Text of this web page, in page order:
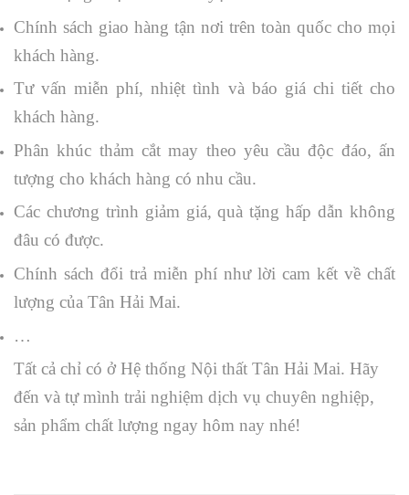
Chính sách giao hàng tận nơi trên toàn quốc cho mọi
khách hàng.
Tư vấn miễn phí, nhiệt tình và báo giá chi tiết cho
khách hàng.
Phân khúc thảm cắt may theo yêu cầu độc đáo, ấn
tượng cho khách hàng có nhu cầu.
Các chương trình giảm giá, quà tặng hấp dẫn không
đâu có được.
Chính sách đổi trả miễn phí như lời cam kết về chất
lượng của Tân Hải Mai.
…
Tất cả chỉ có ở Hệ thống Nội thất Tân Hải Mai. Hãy
đến và tự mình trải nghiệm dịch vụ chuyên nghiệp,
sản phẩm chất lượng ngay hôm nay nhé!